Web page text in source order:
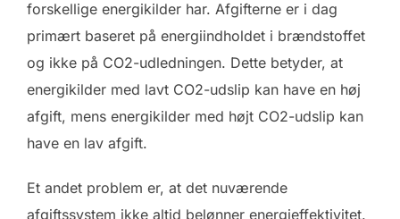
forskellige energikilder har. Afgifterne er i dag
primært baseret på energiindholdet i brændstoffet
og ikke på CO2-udledningen. Dette betyder, at
energikilder med lavt CO2-udslip kan have en høj
afgift, mens energikilder med højt CO2-udslip kan
have en lav afgift.
Et andet problem er, at det nuværende
afgiftssystem ikke altid belønner energieffektivitet.